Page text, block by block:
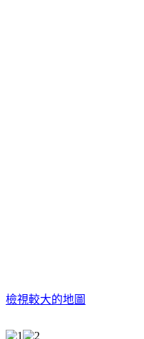
檢視較大的地圖